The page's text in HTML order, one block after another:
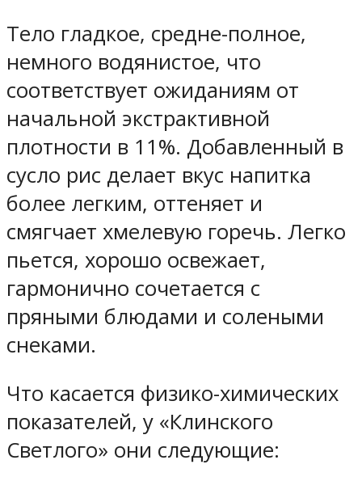
Тело гладкое, средне-полное,
немного водянистое, что
соответствует ожиданиям от
начальной экстрактивной
плотности в 11%. Добавленный в
сусло рис делает вкус напитка
более легким, оттеняет и
смягчает хмелевую горечь. Легко
пьется, хорошо освежает,
гармонично сочетается с
пряными блюдами и солеными
снеками.
Что касается физико-химических
показателей, у «Клинского
Светлого» они следующие: